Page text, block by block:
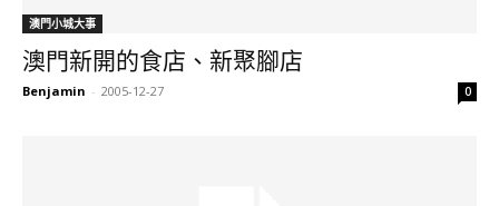
澳門小城大事
澳門新開的食店、新聚腳店
Benjamin - 2005-12-27 0